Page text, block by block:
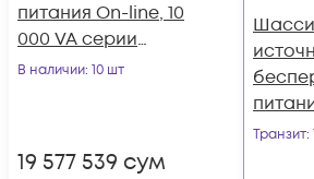
питания On-line, 10
000 VA серии
Intelligent
В наличии: 10 шт
19 577 539 сум
кВт
Транзит: